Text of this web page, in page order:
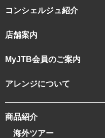
コンシェルジュ紹介
店舗案内
MyJTB会員のご案内
アレンジについて
商品紹介
海外ツアー